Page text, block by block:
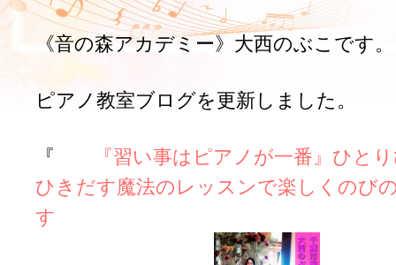
《音の森アカデミー》大西のぶこです。
ピアノ教室ブログを更新しました。
『 『習い事はピアノが一番』 ひと
ひきだす魔法のレッスンで楽しくのび